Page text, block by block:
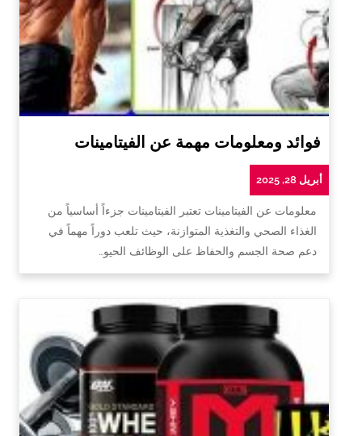
فوائد ومعلومات مهمة عن الفيتامينات
أبريل 28, 2025
معلومات عن الفيتامينات تعتبر الفيتامينات جزءاً أساسياً من
الغذاء الصحي والتغذية المتوازنة، حيث تلعب دوراً مهماً في
دعم صحة الجسم والحفاظ على الوظائف الحيو…